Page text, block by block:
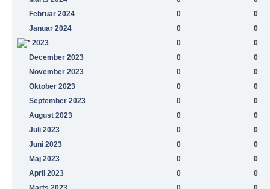
Februar 2024
0
0
Januar 2024
0
0
2023
0
0
December 2023
0
0
November 2023
0
0
Oktober 2023
0
0
September 2023
0
0
August 2023
0
0
Juli 2023
0
0
Juni 2023
0
0
Maj 2023
0
0
April 2023
0
0